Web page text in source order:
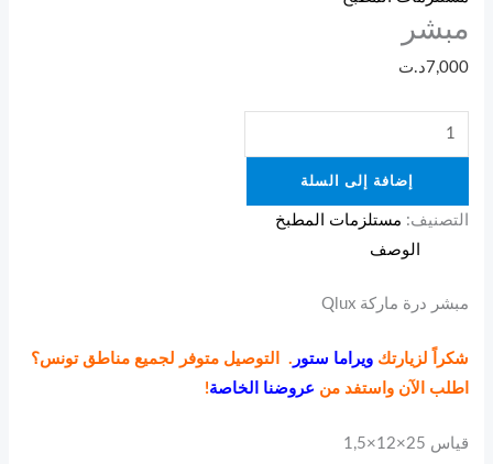
مبشر
7,000 د.ت
إضافة إلى السلة
التصنيف: مستلزمات المطبخ
الوصف
مبشر درة ماركة Qlux
شكراً لزيارتكويراما ستور . التوصيل متوفر لجميع مناطق تونس؟
اطلب الآن واستفد من عروضنا الخاصة!
قياس 25×12×1,5